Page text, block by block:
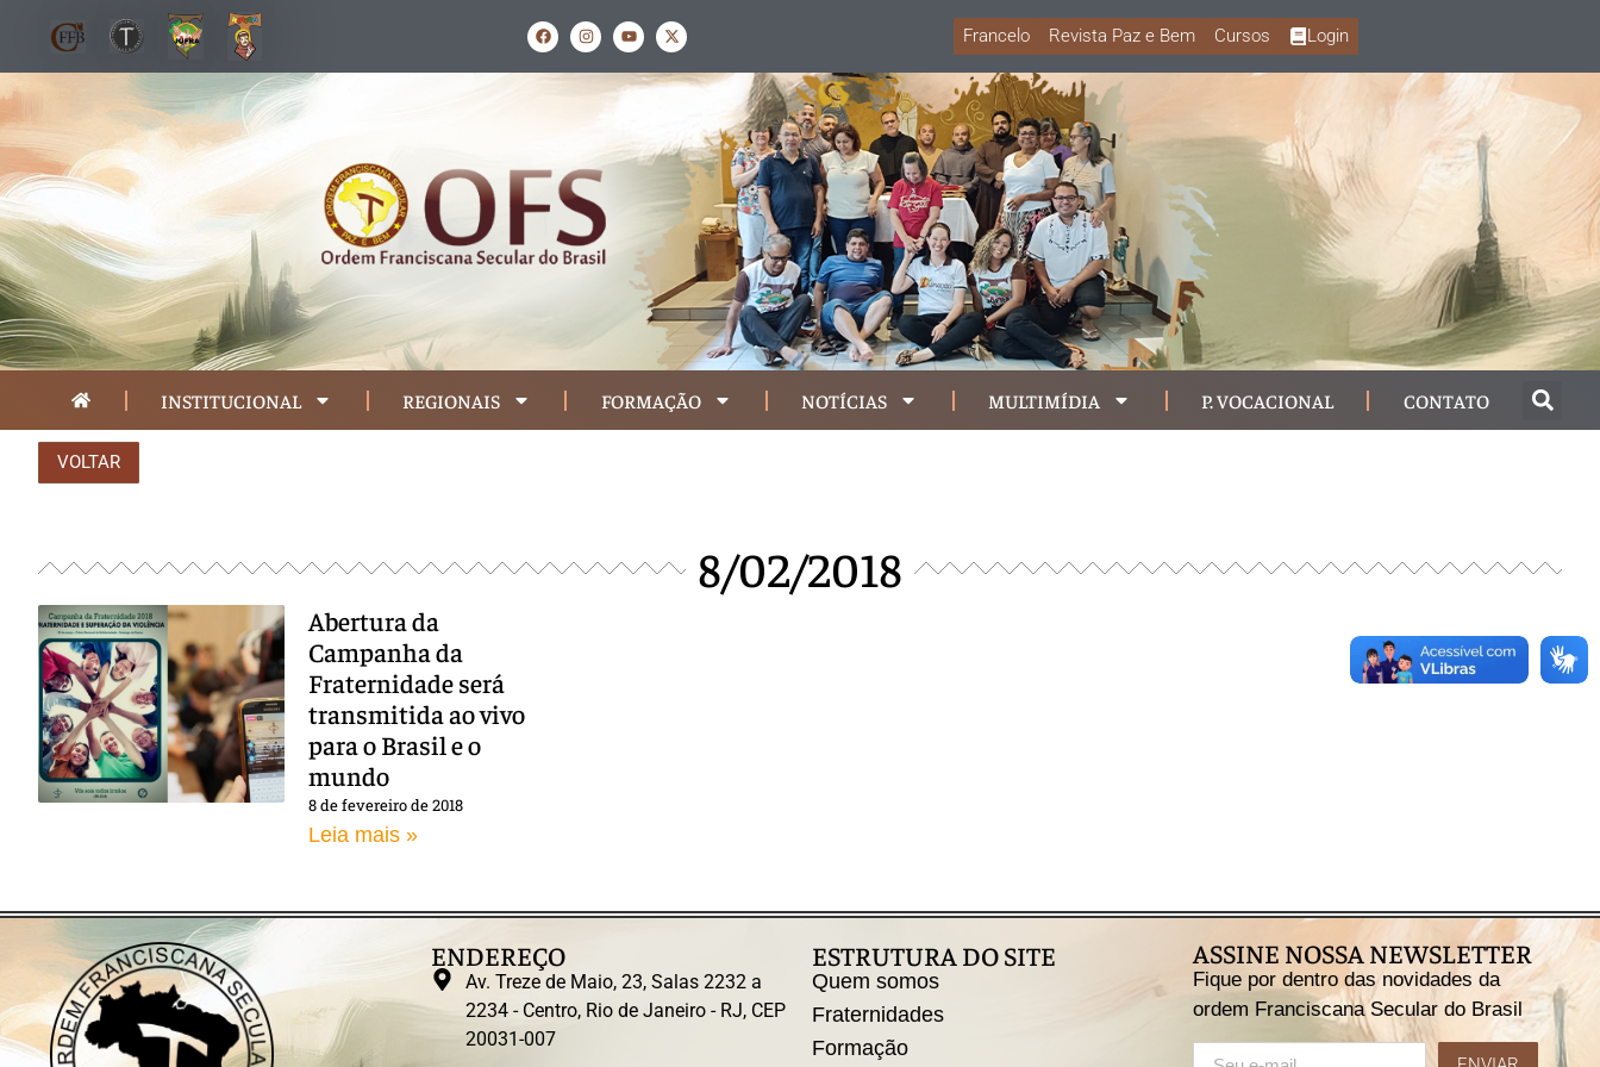
Francelo Revista Paz e Bem Cursos Login
INSTITUCIONAL REGIONAIS FORMAÇÃO NOTÍCIAS MULTIMÍDIA P. VOCACIONAL CONTATO
VOLTAR
8/02/2018
Abertura da
Campanha da
Fraternidade será
transmitida ao vivo
para o Brasil e o
mundo
8 de fevereiro de 2018
Leia mais »
ENDEREÇO
Av. Treze de Maio, 23, Salas 2232 a
2234 - Centro, Rio de Janeiro - RJ, CEP
20031-007
ESTRUTURA DO SITE
Quem somos
Fraternidades
Formação
ASSINE NOSSA NEWSLETTER
Fique por dentro das novidades da
ordem Franciscana Secular do Brasil